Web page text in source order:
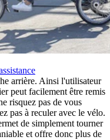
arrière. Ainsi l'utilisateur
peut facilement être remis
risquez pas de vous
pas à reculer avec le vélo.
de simplement tourner
et offre donc plus de